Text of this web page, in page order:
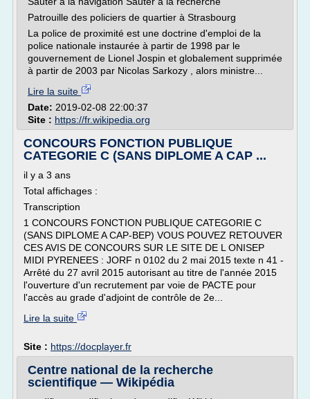
Patrouille des policiers de quartier à Strasbourg
La police de proximité est une doctrine d'emploi de la
police nationale instaurée à partir de 1998 par le
gouvernement de Lionel Jospin et globalement supprimée
à partir de 2003 par Nicolas Sarkozy , alors ministre...
Lire la suite
Date: 2019-02-08 22:00:37
Site : https://fr.wikipedia.org
CONCOURS FONCTION PUBLIQUE
CATEGORIE C (SANS DIPLOME A CAP ...
il y a 3 ans
Total affichages :
Transcription
1 CONCOURS FONCTION PUBLIQUE CATEGORIE C
(SANS DIPLOME A CAP-BEP) VOUS POUVEZ RETOUVER
CES AVIS DE CONCOURS SUR LE SITE DE L ONISEP
MIDI PYRENEES : JORF n 0102 du 2 mai 2015 texte n 41 -
Arrêté du 27 avril 2015 autorisant au titre de l'année 2015
l'ouverture d'un recrutement par voie de PACTE pour
l'accès au grade d'adjoint de contrôle de 2e...
Lire la suite
Site : https://docplayer.fr
Centre national de la recherche
scientifique — Wikipédia